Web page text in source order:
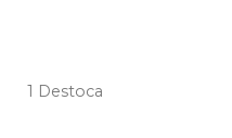
1 Destoca